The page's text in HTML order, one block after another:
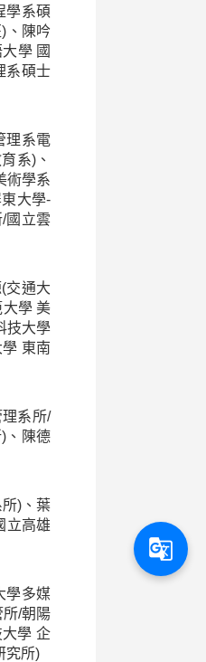
學系碩
、陳吟
學 國
系碩士
理系電
系)、
術學系
大學-
國立雲
交通大
學 美
技大學
東南
系所/
、陳德
)、葉
立高雄
學多媒
/朝陽
學 企
究所)
g_translate